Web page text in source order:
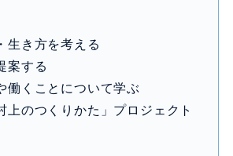
生き方を考える
案する
働くことについて学ぶ
のつくりかた」プロジェクト